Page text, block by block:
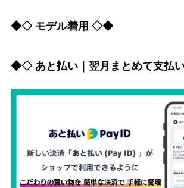
◆◇ モデル着用 ◇◆
◆◇ あと払い｜翌月まとめて支払